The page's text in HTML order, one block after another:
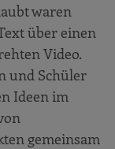
waren
über einen
Video.
und Schüler
Ideen im
gemeinsam